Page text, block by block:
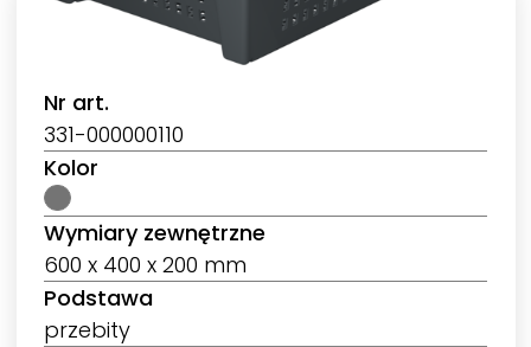
Nr art.
331-000000110
Kolor
Wymiary zewnętrzne
600 x 400 x 200 mm
Podstawa
przebity